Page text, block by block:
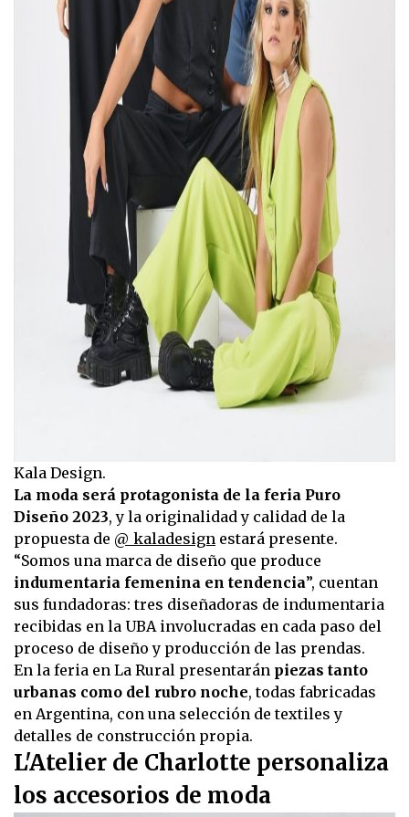
Kala Design.
La moda será protagonista de la feria Puro
Diseño 2023, y la originalidad y calidad de la
propuesta de @_kaladesign estará presente.
“Somos una marca de diseño que produce
indumentaria femenina en tendencia”, cuentan
sus fundadoras: tres diseñadoras de indumentaria
recibidas en la UBA involucradas en cada paso del
proceso de diseño y producción de las prendas.
En la feria en La Rural presentarán piezas tanto
urbanas como del rubro noche, todas fabricadas
en Argentina, con una selección de textiles y
detalles de construcción propia.
L'Atelier de Charlotte personaliza
los accesorios de moda